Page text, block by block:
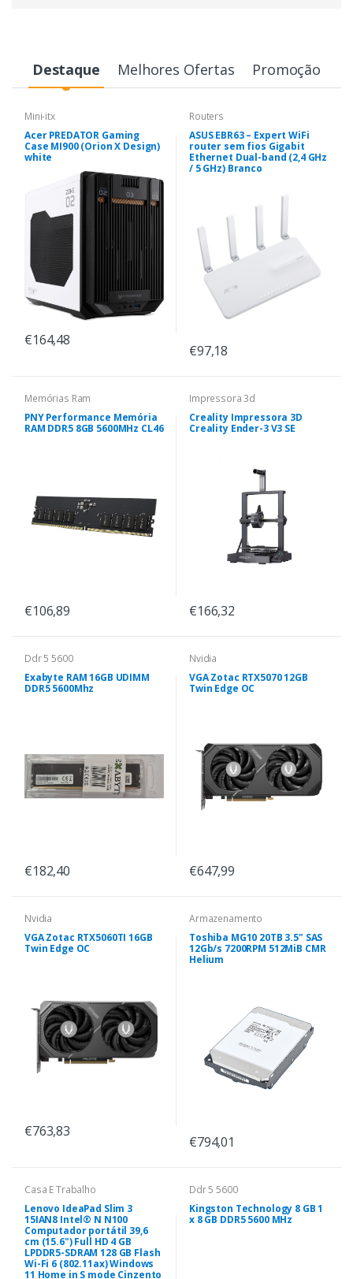
Destaque Melhores Ofertas Promoção
Mini-itx
Acer PREDATOR Gaming
Case MI900 (Orion X Design)
white
€164,48
Routers
ASUS EBR63 – Expert WiFi
router sem fios Gigabit
Ethernet Dual-band (2,4 GHz
/ 5 GHz) Branco
€97,18
Memórias Ram
PNY Performance Memória
RAM DDR5 8GB 5600MHz CL46
€106,89
Impressora 3d
Creality Impressora 3D
Creality Ender-3 V3 SE
€166,32
Ddr 5 5600
Exabyte RAM 16GB UDIMM
DDR5 5600Mhz
€182,40
Nvidia
VGA Zotac RTX5070 12GB
Twin Edge OC
€647,99
Nvidia
VGA Zotac RTX5060TI 16GB
Twin Edge OC
€763,83
Armazenamento
Toshiba MG10 20TB 3.5" SAS
12Gb/s 7200RPM 512MiB CMR
Helium
€794,01
Casa E Trabalho
Lenovo IdeaPad Slim 3
15IAN8 Intel® N N100
Computador portátil 39,6
cm (15.6") Full HD 4 GB
LPDDR5-SDRAM 128 GB Flash
Wi-Fi 6 (802.11ax) Windows
11 Home in S mode Cinzento
Ddr 5 5600
Kingston Technology 8 GB 1
x 8 GB DDR5 5600 MHz